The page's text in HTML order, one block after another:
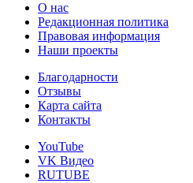
О нас
Редакционная политика
Правовая информация
Наши проекты
Благодарности
Отзывы
Карта сайта
Контакты
YouTube
VK Видео
RUTUBE